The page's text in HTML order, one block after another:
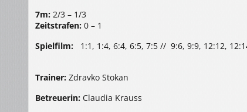
7m: 2/3 – 1/3
Zeitstrafen: 0 – 1
Spielfilm:
1:1, 1:4, 6:4, 6:5, 7:5 // 9:6, 9:9, 12:12,
Trainer: Zdravko Stokan
Betreuerin: Claudia Krauss